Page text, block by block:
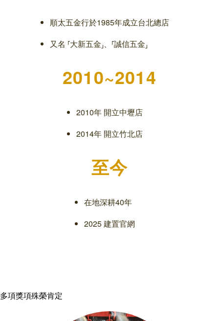
順太五金行於1985年成立台北總店
又名 ⸢大新五金⸥、⸢誠信五金⸥
2010~2014
2010年 開立中壢店
2014年 開立竹北店
至今
在地深耕40年
2025 建置官網
多項獎項殊榮肯定